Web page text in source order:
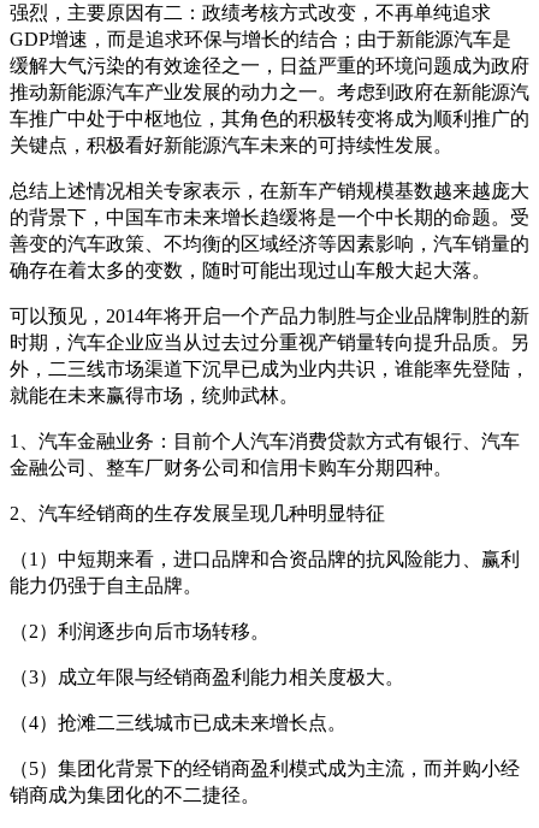
强烈，主要原因有二：政绩考核方式改变，不再单纯追求
GDP增速，而是追求环保与增长的结合；由于新能源汽车是
缓解大气污染的有效途径之一，日益严重的环境问题成为政府
推动新能源汽车产业发展的动力之一。考虑到政府在新能源汽
车推广中处于中枢地位，其角色的积极转变将成为顺利推广的
关键点，积极看好新能源汽车未来的可持续性发展。
总结上述情况相关专家表示，在新车产销规模基数越来越庞大
的背景下，中国车市未来增长趋缓将是一个中长期的命题。受
善变的汽车政策、不均衡的区域经济等因素影响，汽车销量的
确存在着太多的变数，随时可能出现过山车般大起大落。
可以预见，2014年将开启一个产品力制胜与企业品牌制胜的新
时期，汽车企业应当从过去过分重视产销量转向提升品质。另
外，二三线市场渠道下沉早已成为业内共识，谁能率先登陆，
就能在未来赢得市场，统帅武林。
1、汽车金融业务：目前个人汽车消费贷款方式有银行、汽车
金融公司、整车厂财务公司和信用卡购车分期四种。
2、汽车经销商的生存发展呈现几种明显特征
（1）中短期来看，进口品牌和合资品牌的抗风险能力、赢利
能力仍强于自主品牌。
（2）利润逐步向后市场转移。
（3）成立年限与经销商盈利能力相关度极大。
（4）抢滩二三线城市已成未来增长点。
（5）集团化背景下的经销商盈利模式成为主流，而并购小经
销商成为集团化的不二捷径。